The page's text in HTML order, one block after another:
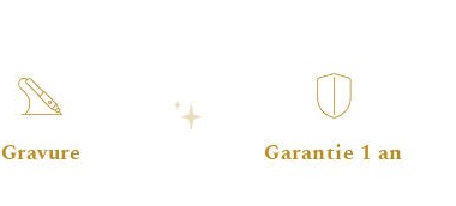
Gravure Garantie 1 an